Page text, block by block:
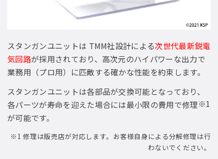
スタンガンユニットは TMM社設計による次世代最新鋭電
気回路が採用されており、高次元のハイパワーな出力で
業務用（プロ用）に匹敵する確かな性能を約束します。
スタンガンユニットは各部品が交換可能となっており、
各パーツが寿命を迎えた場合には最小限の費用で修理※1
が可能です。
※1 修理は販売店が対応します。お客様自身による分解修理は行
わないでください。